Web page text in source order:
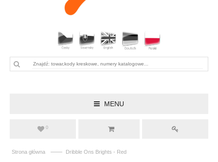
MENU
0
Strona główna —— Dribble Ons Brights - Red